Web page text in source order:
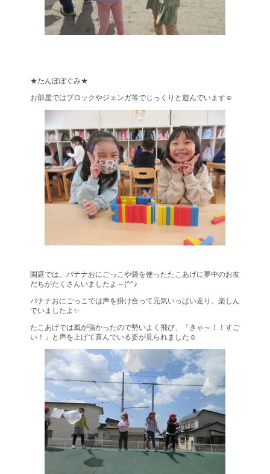
★たんぽぽぐみ★
お部屋ではブロックやジェンガ等でじっくりと遊んでいます☺
園庭では、バナナおにごっこや袋を使ったたこあげに夢中のお友
だちがたくさんいましたよ～(^^♪
バナナおにごっこでは声を掛け合って元気いっぱい走り、楽しん
でいましたよ✨
たこあげでは風が強かったので勢いよく飛び、「きゃ～！！すご
い！」と声を上げて喜んでいる姿が見られました☺